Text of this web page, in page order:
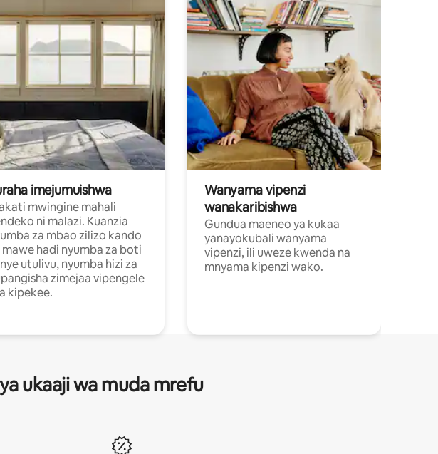
imejumuishwa
mwingine mahali
ni malazi. Kuanzia
za mbao zilizo kando
mawe hadi nyumba za boti
utulivu, nyumba hizi za
zimejaa vipengele
kipekee.
Wanyama vipenzi
wanakaribishwa
Gundua maeneo ya kukaa
yanayokubali wanyama
vipenzi, ili uweze kwenda na
mnyama kipenzi wako.
ukaaji wa muda mrefu